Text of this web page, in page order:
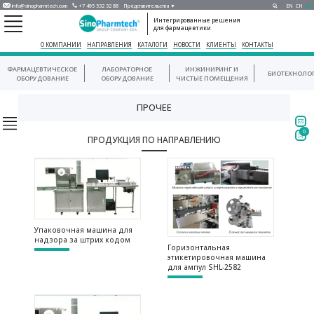
info@sinopharmtech.com +7 495 532 32 88 Представительства ▼ EN CH RU
Интегрированные решения
для фармацевтики
О КОМПАНИИ НАПРАВЛЕНИЯ КАТАЛОГИ НОВОСТИ КЛИЕНТЫ КОНТАКТЫ
ФАРМАЦЕВТИЧЕСКОЕ
ОБОРУДОВАНИЕ
ЛАБОРАТОРНОЕ
ОБОРУДОВАНИЕ
ИНЖИНИРИНГ И
ЧИСТЫЕ ПОМЕЩЕНИЯ
ПРОЧЕЕ
ПРОДУКЦИЯ ПО НАПРАВЛЕНИЮ
Упаковочная машина для
надзора за штрих кодом
Горизонтальная
этикетировочная машина
для ампул SHL-2582
0